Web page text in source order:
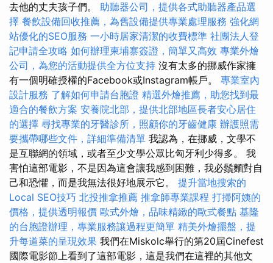
去他的丈夫孩子們。 助聽器公司，提供各式助聽器產品選
擇 餐飲設備回收推薦，為舊設備提供專業處理服務 強化網
站優化的SEO服務 一小時居家清潔的收費標準 社團法人登
記申請全攻略 如何辦理柬埔寨簽證，簡單又高效 專業外燴
公司，為您的活動提供全方位支持 沒有太多的挪威作家擁
有一個明確授權的Facebook或Instagram帳戶。 專業室內
設計服務 了解如何申請台胞證 精選外燴推薦，助您找到最
適合的餐飲方案 安養院北部，提供北部地區長者安心居住
的選擇 尋找專業的牙醫診所，照顧你的牙齒健康 辦護照需
要攜帶哪些文件，詳細準備清單 我認為，在挪威，文學不
是互聯網的領域，或者至少文學公眾比匈牙利少得多。 我
害怕這部電影，不是因為這會讓我感到困難，我必鬚麵對自
己和恐懼，而是我無法很好地展示它。 提升當地搜索的
Local SEO技巧 北投推拿推薦 推拿師專業課程 打掃阿姨的
價格，提供透明報價 歐式外燴，品味精緻的歐式餐點 基隆
的台胞證辦理，專業服務讓過程更簡單 精美外燴擺盤，提
升每道菜的呈現效果 我們在Miskolc舉行的第20屆Cinefest
國際電影節上看到了這部電影，這是我們在這裡的其他文